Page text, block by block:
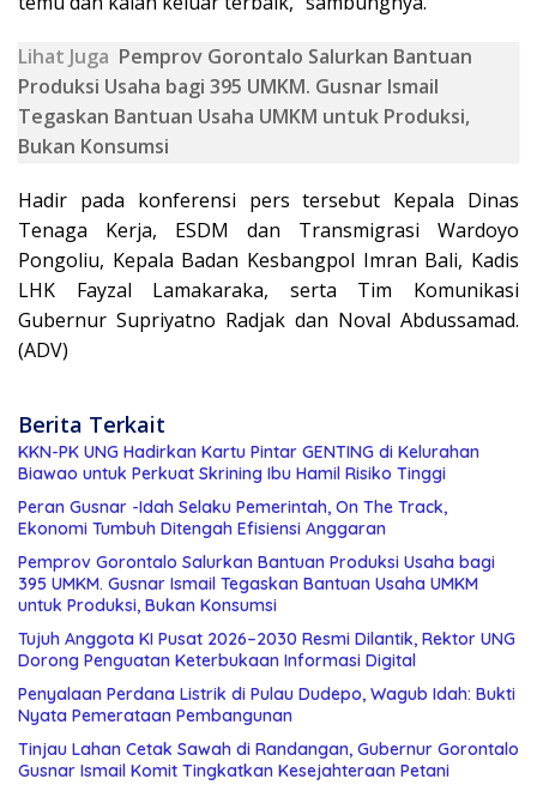
Lihat Juga Pemprov Gorontalo Salurkan Bantuan
Produksi Usaha bagi 395 UMKM. Gusnar Ismail
Tegaskan Bantuan Usaha UMKM untuk Produksi,
Bukan Konsumsi
Hadir pada konferensi pers tersebut Kepala Dinas
Tenaga Kerja, ESDM dan Transmigrasi Wardoyo
Pongoliu, Kepala Badan Kesbangpol Imran Bali, Kadis
LHK Fayzal Lamakaraka, serta Tim Komunikasi
Gubernur Supriyatno Radjak dan Noval Abdussamad.
(ADV)
Berita Terkait
KKN-PK UNG Hadirkan Kartu Pintar GENTING di Kelurahan
Biawao untuk Perkuat Skrining Ibu Hamil Risiko Tinggi
Peran Gusnar -Idah Selaku Pemerintah, On The Track,
Ekonomi Tumbuh Ditengah Efisiensi Anggaran
Pemprov Gorontalo Salurkan Bantuan Produksi Usaha bagi
395 UMKM. Gusnar Ismail Tegaskan Bantuan Usaha UMKM
untuk Produksi, Bukan Konsumsi
Tujuh Anggota KI Pusat 2026–2030 Resmi Dilantik, Rektor UNG
Dorong Penguatan Keterbukaan Informasi Digital
Penyalaan Perdana Listrik di Pulau Dudepo, Wagub Idah: Bukti
Nyata Pemerataan Pembangunan
Tinjau Lahan Cetak Sawah di Randangan, Gubernur Gorontalo
Gusnar Ismail Komit Tingkatkan Kesejahteraan Petani